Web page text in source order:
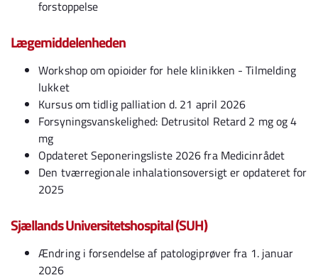
forstoppelse
Lægemiddelenheden
Workshop om opioider for hele klinikken - Tilmelding
lukket
Kursus om tidlig palliation d. 21 april 2026
Forsyningsvanskelighed: Detrusitol Retard 2 mg og 4
mg
Opdateret Seponeringsliste 2026 fra Medicinrådet
Den tværregionale inhalationsoversigt er opdateret for
2025
Sjællands Universitetshospital (SUH)
Ændring i forsendelse af patologiprøver fra 1. januar
2026